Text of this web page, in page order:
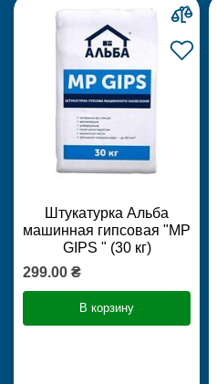
Штукатурка Альба
машинная гипсовая "MP
GIPS " (30 кг)
299.00 ₴
В корзину